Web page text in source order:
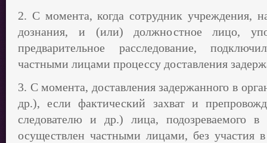
2. С момента, когда сотрудник учреждения,
дознания, и (или) должностное лицо,
предварительное расследование,
частными лицами процессу доставления
3. С момента, доставления задержанного в
др.), если фактический захват и
следователю и др.) лица, подозреваемого в
осуществлен частными лицами, без участия